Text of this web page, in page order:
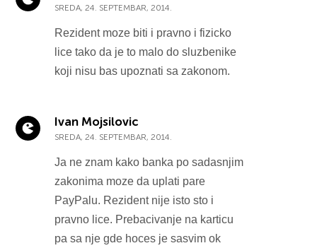
SREDA, 24. SEPTEMBAR, 2014.
Rezident moze biti i pravno i fizicko
lice tako da je to malo do sluzbenike
koji nisu bas upoznati sa zakonom.
Ivan Mojsilovic
SREDA, 24. SEPTEMBAR, 2014.
Ja ne znam kako banka po sadasnjim
zakonima moze da uplati pare
PayPalu. Rezident nije isto sto i
pravno lice. Prebacivanje na karticu
pa sa nje gde hoces je sasvim ok